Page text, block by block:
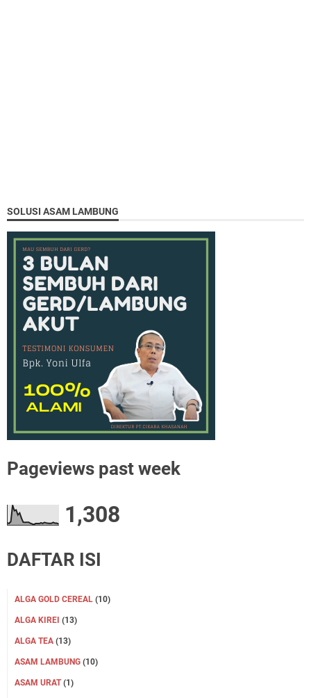
SOLUSI ASAM LAMBUNG
Pageviews past week
1,308
DAFTAR ISI
ALGA GOLD CEREAL (10)
ALGA KIREI (13)
ALGA TEA (13)
ASAM LAMBUNG (10)
ASAM URAT (1)